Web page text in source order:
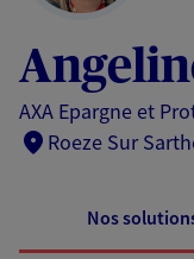
AXA Epargne et
Roeze Sur
Nos